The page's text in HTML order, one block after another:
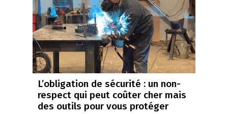
L’obligation de sécurité : un non-
respect qui peut coûter cher mais
des outils pour vous protéger